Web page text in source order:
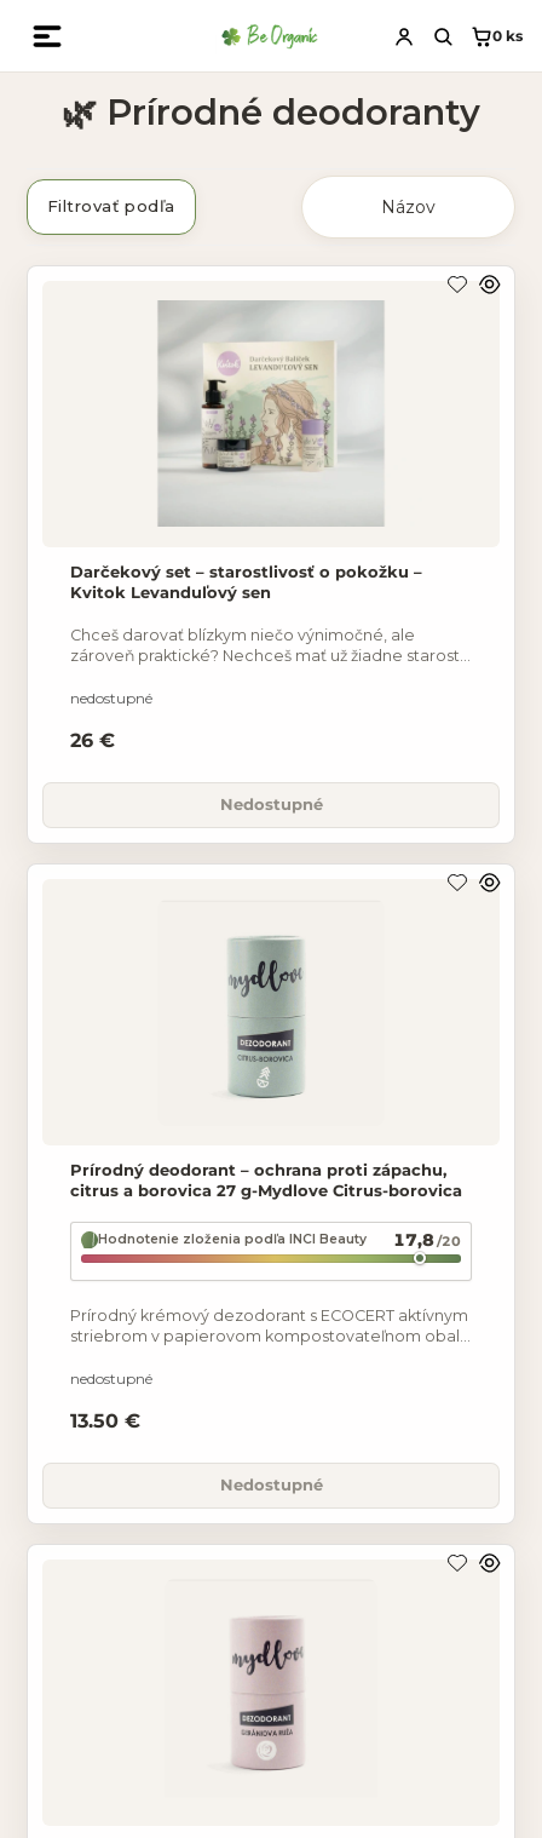
0 ks
🌿 Prírodné deodoranty
Filtrovať podľa
Darčekový set – starostlivosť o pokožku –
Kvitok Levanduľový sen
Chceš darovať blízkym niečo výnimočné, ale
zároveň praktické? Nechceš mať už žiadne starosti
nedostupné
26 €
Nedostupné
Prírodný deodorant – ochrana proti zápachu,
citrus a borovica 27 g-Mydlove Citrus-borovica
Hodnotenie zloženia podľa INCI Beauty 17,8/20
Prírodný krémový dezodorant s ECOCERT aktívnym
striebrom v papierovom kompostovateľnom obale
a tak
nedostupné
13.50 €
Nedostupné